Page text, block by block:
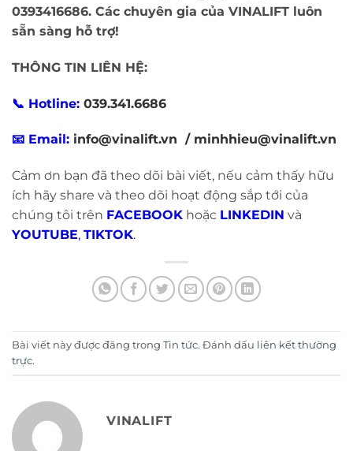
0393416686. Các chuyên gia của VINALIFT luôn
sẵn sàng hỗ trợ!
THÔNG TIN LIÊN HỆ:
📞 Hotline: 039.341.6686
📧 Email: info@vinalift.vn / minhhieu@vinalift.vn
Cảm ơn bạn đã theo dõi bài viết, nếu cảm thấy hữu
ích hãy share và theo dõi hoạt động sắp tới của
chúng tôi trên FACEBOOK hoặc LINKEDIN và
YOUTUBE, TIKTOK.
Bài viết này được đăng trong Tin tức. Đánh dấu liên kết thường
trực.
VINALIFT